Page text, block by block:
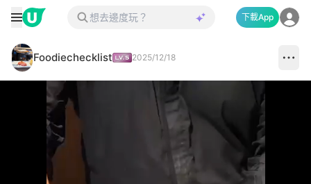
下載App
Foodiechecklist 2025/12/18